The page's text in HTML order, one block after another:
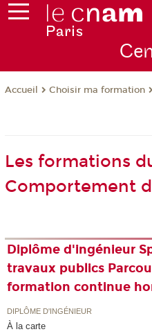
Accueil Choisir ma formation
Les formations
Comportement
Diplôme d'ingénieur
travaux publics
formation continue
DIPLÔME D'INGÉNIEUR
À la carte